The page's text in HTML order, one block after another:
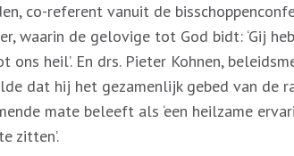
co-referent vanuit de
waarin de gelovige tot God bidt: ‘Gij
heil’. En drs. Pieter Kohnen,
dat hij het gezamenlijk gebed van de
mate beleeft als ‘een heilzame
zitten’.